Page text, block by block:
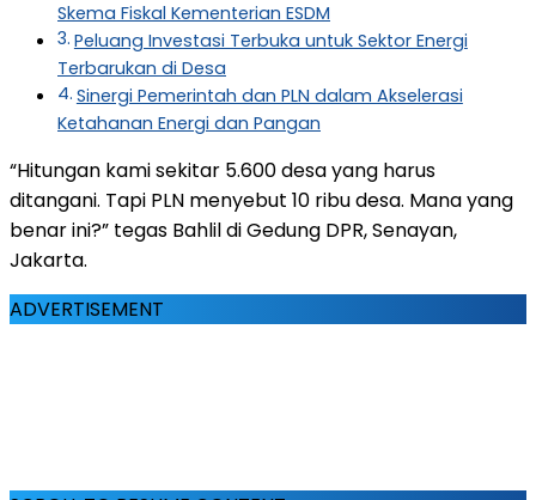
Skema Fiskal Kementerian ESDM
Peluang Investasi Terbuka untuk Sektor Energi
Terbarukan di Desa
Sinergi Pemerintah dan PLN dalam Akselerasi
Ketahanan Energi dan Pangan
“Hitungan kami sekitar 5.600 desa yang harus
ditangani. Tapi PLN menyebut 10 ribu desa. Mana yang
benar ini?” tegas Bahlil di Gedung DPR, Senayan,
Jakarta.
ADVERTISEMENT